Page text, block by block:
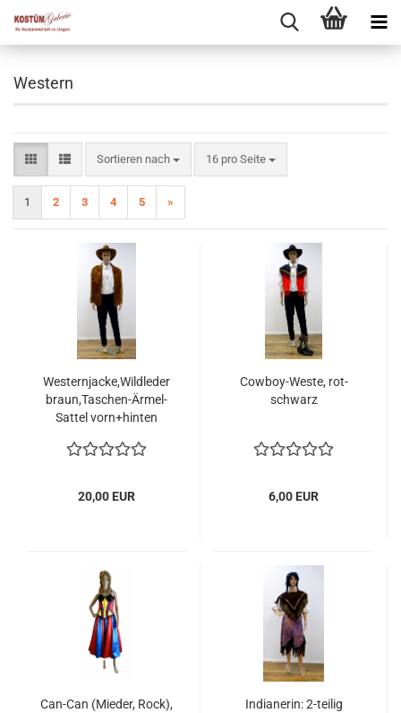
Western
Sortieren nach
Sortieren nach 16 pro Seite
pro Seite
1 2 3 4 5 »
Westernjacke,Wildleder
braun,Taschen-Ärmel-
Sattel vorn+hinten
bunten Mustern
20,00 EUR
Cowboy-Weste, rot-
schwarz
6,00 EUR
Can-Can (Mieder, Rock),
Indianerin: 2-teilig